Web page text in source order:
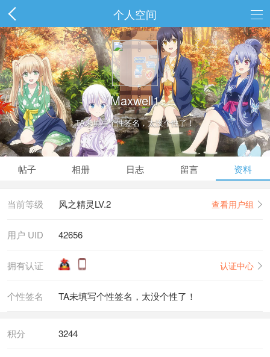
个人空间
Maxwell1
TA未填写个性签名，太没个性了！
帖子 相册 日志 留言 资料
当前等级 风之精灵LV.2 查看用户组
用户 UID 42656
拥有认证 认证中心
个性签名 TA未填写个性签名，太没个性了！
积分 3244